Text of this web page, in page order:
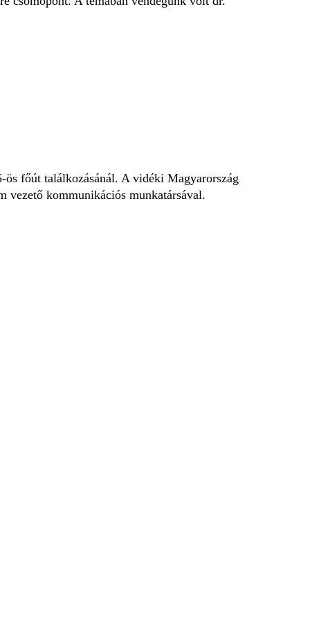
főút találkozásánál. A vidéki Magyarország
vezető kommunikációs munkatársával.